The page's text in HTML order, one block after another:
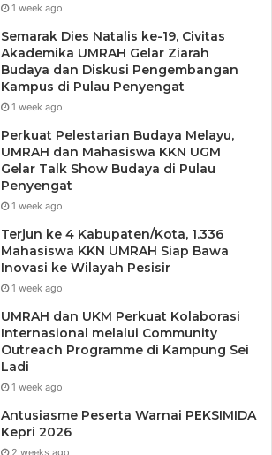
1 week ago
Semarak Dies Natalis ke-19, Civitas
Akademika UMRAH Gelar Ziarah
Budaya dan Diskusi Pengembangan
Kampus di Pulau Penyengat
1 week ago
Perkuat Pelestarian Budaya Melayu,
UMRAH dan Mahasiswa KKN UGM
Gelar Talk Show Budaya di Pulau
Penyengat
1 week ago
Terjun ke 4 Kabupaten/Kota, 1.336
Mahasiswa KKN UMRAH Siap Bawa
Inovasi ke Wilayah Pesisir
1 week ago
UMRAH dan UKM Perkuat Kolaborasi
Internasional melalui Community
Outreach Programme di Kampung Sei
Ladi
1 week ago
Antusiasme Peserta Warnai PEKSIMIDA
Kepri 2026